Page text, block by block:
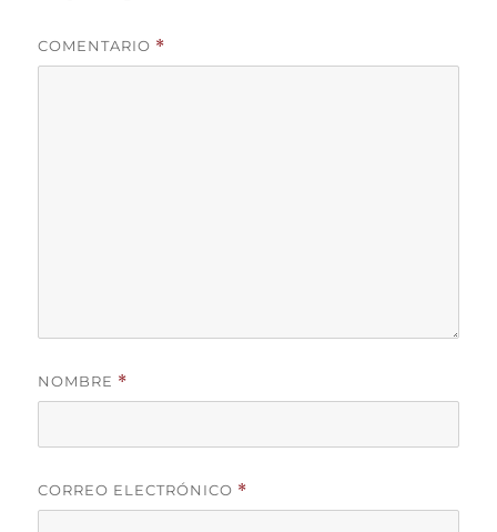
COMENTARIO *
NOMBRE *
CORREO ELECTRÓNICO *